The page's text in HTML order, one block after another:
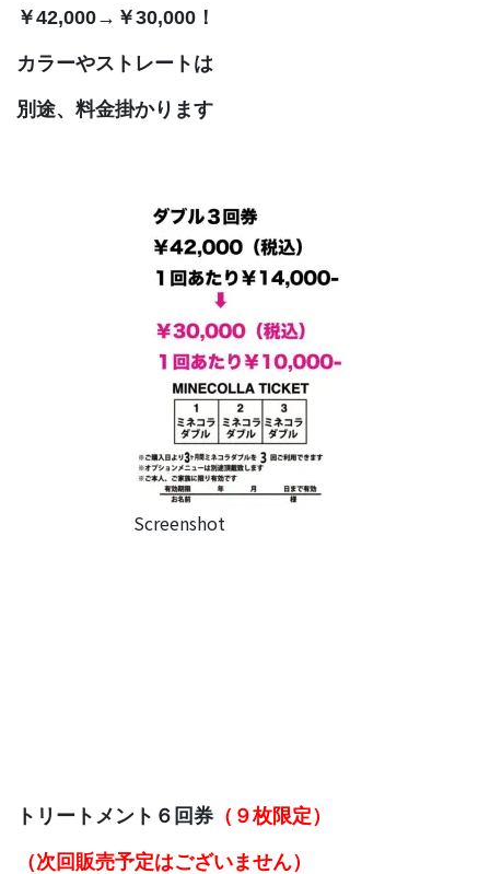
￥42,000→￥30,000！
カラーやストレートは
別途、料金掛かります
Screenshot
トリートメント６回券 （９枚限定）
（次回販売予定はございません）